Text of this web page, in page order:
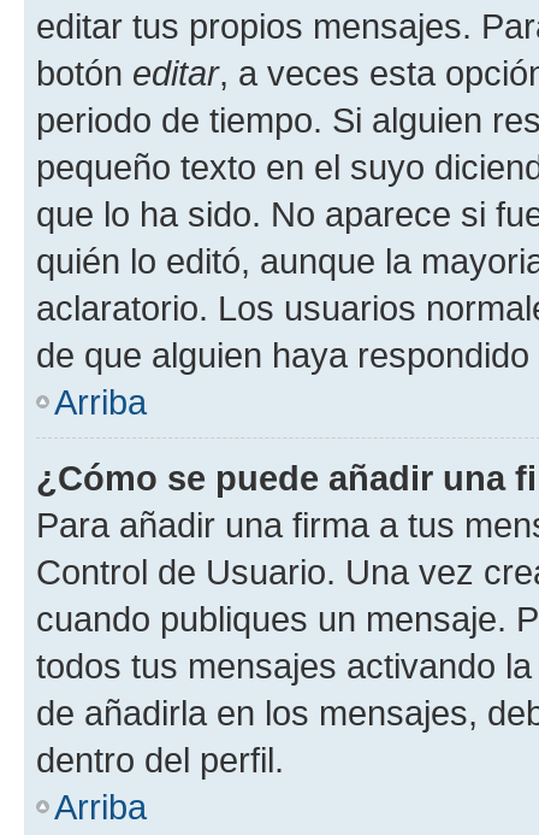
editar tus propios mensajes.
botón editar, a veces esta
periodo de tiempo. Si alguien
pequeño texto en el suyo
que lo ha sido. No aparece si
quién lo editó, aunque la
aclaratorio. Los usuarios
de que alguien haya
Arriba
¿Cómo se puede añadir una
Para añadir una firma a tus
Control de Usuario. Una vez
cuando publiques un mensaje.
todos tus mensajes activando
de añadirla en los mensajes,
dentro del perfil.
Arriba